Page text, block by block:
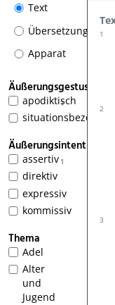
Text
Übersetzung
Apparat
Äußerungsgestus
1
apodiktisch
situationsbezogen
Äußerungsintention
1
assertiv
direktiv
expressiv
kommissiv
Thema
Adel
Alter
und
Jugend
1
2
3